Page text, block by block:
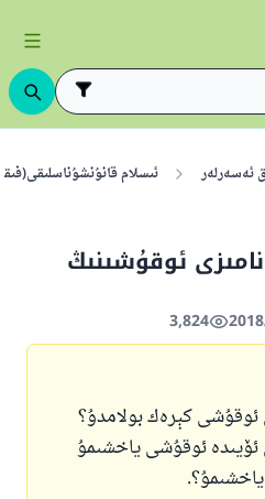
ئەسەرلەر ئىسلام
نامىزى ئوقۇشىنىڭ
3,824
ئوقۇشى كېرەك بولامدۇ؟
ئۆيىدە ئوقۇشى ياخشىمۇ